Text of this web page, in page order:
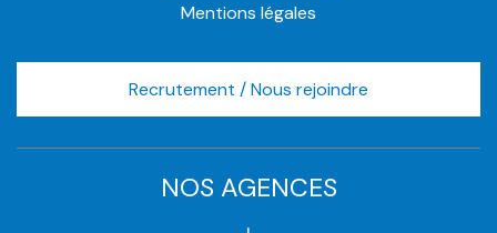
Mentions légales
Recrutement / Nous rejoindre
NOS AGENCES